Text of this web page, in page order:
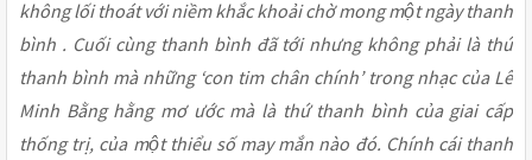
không lối thoát với niềm khắc khoải chờ mong một ngày thanh
bình . Cuối cùng thanh bình đã tới nhưng không phải là thứ
thanh bình mà những ‘con tim chân chính’ trong nhạc của Lê
Minh Bằng hằng mơ ước mà là thứ thanh bình của giai cấp
thống trị, của một thiểu số may mắn nào đó. Chính cái thanh